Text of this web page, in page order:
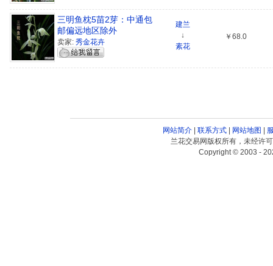
三明鱼枕5苗2芽：中通包
邮偏远地区除外
卖家: 秀金花卉
建兰
↓
素花
￥68.0
网站简介| 联系方式| 网站地图
兰花交易网版权所有，未经许
Copyright © 2003 -